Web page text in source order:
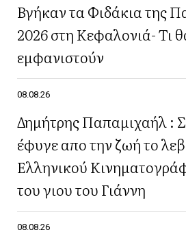
Βγήκαν τα Φιδάκια της
2026 στη Κεφαλονιά- Τι
εμφανιστούν
08.08.26
Δημήτρης Παπαμιχαήλ :
έφυγε απο την ζωή το
Ελληνικού
του γιου του Γιάννη
08.08.26